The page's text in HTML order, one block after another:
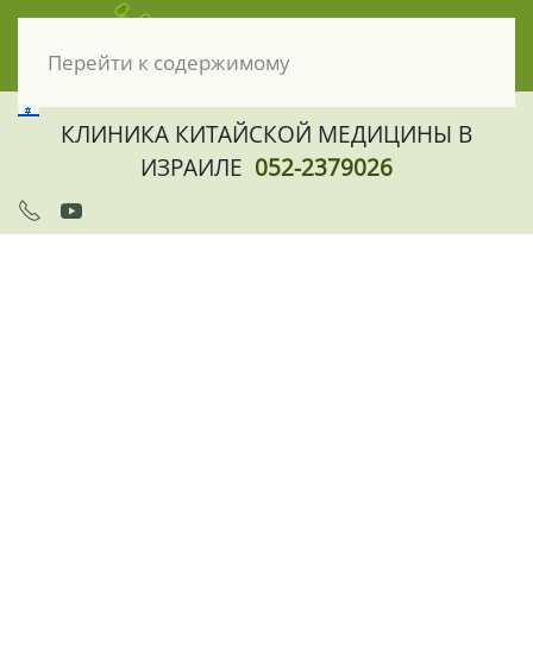
Перейти к содержимому
КЛИНИКА КИТАЙСКОЙ МЕДИЦИНЫ В
ИЗРАИЛЕ 052-2379026